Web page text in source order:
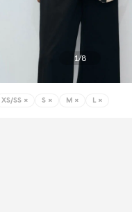
1/8
XS/SS × S × M × L ×